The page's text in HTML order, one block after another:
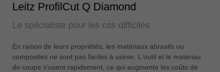
english
Türkiye
USA
english
Leitz ProfilCut Q Diamond
Le spécialiste pour les cas difficiles
En raison de leurs propriétés, les matériaux abrasifs ou
composites ne sont pas faciles à usiner. L‘outil et le matériau
de coupe s‘usent rapidement, ce qui augmente les coûts de